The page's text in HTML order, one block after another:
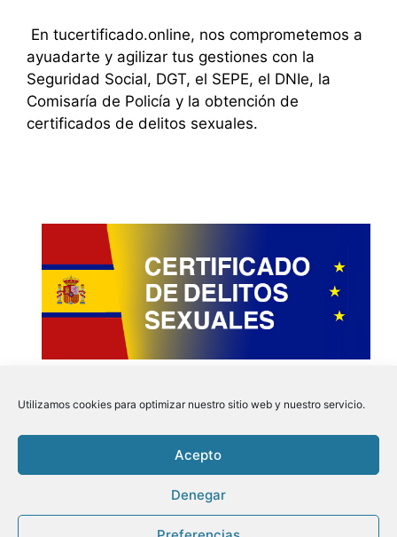
Utilizamos cookies para optimizar nuestro sitio web y nuestro servicio.
Acepto
Denegar
En tucertificado.online, nos comprometemos a
ayuadarte y agilizar tus gestiones con la
Seguridad Social, DGT, el SEPE, el DNIe, la
Comisaría de Policía y la obtención de
certificados de delitos sexuales.
Instagram